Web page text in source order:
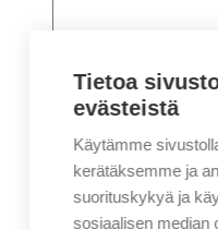
Nimi*
Tietoa
evästeistä
Käytämme
kerätäksemme ja
suorituskykyä ja
sosiaalisen median